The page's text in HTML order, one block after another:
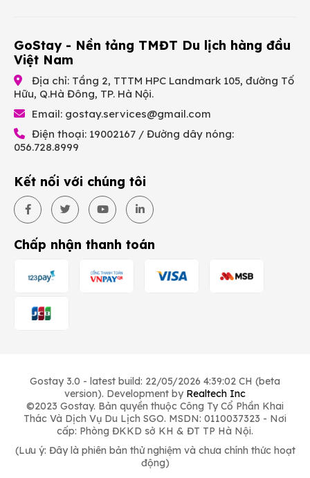
GoStay - Nền tảng TMĐT Du lịch hàng đầu
Việt Nam
Địa chỉ: Tầng 2, TTTM HPC Landmark 105, đường Tố
Hữu, Q.Hà Đông, TP. Hà Nội.
Email: gostay.services@gmail.com
Điện thoại: 19002167 / Đường dây nóng:
056.728.8999
Kết nối với chúng tôi
Chấp nhận thanh toán
Gostay 3.0 - latest build: 22/05/2026 4:39:02 CH (beta
version). Development by Realtech Inc
©2023 Gostay. Bản quyền thuộc Công Ty Cổ Phần Khai
Thác Và Dịch Vụ Du Lịch SGO. MSDN: 0110037323 - Nơi
cấp: Phòng ĐKKD sở KH & ĐT TP Hà Nội.
(Lưu ý: Đây là phiên bản thử nghiệm và chưa chính thức hoạt
động)